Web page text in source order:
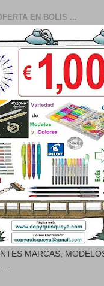
EN BOLIS ...
MARCAS,